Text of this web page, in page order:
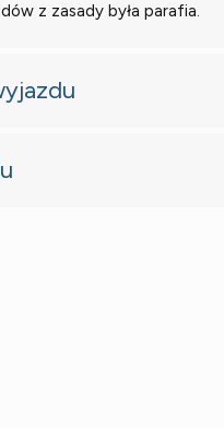
z zasady była parafia.